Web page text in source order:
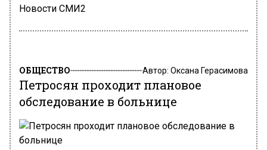
Новости СМИ2
ОБЩЕСТВО Автор: Оксана Герасимова
Петросян проходит плановое
обследование в больнице